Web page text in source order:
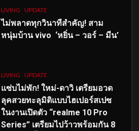
LIVING UPDATE
ไม่พลาดทุกวินาทีสำคัญ! สาม
หนุ่มบ้าน vivo ‘หยิ่น – วอร์ – มีน’
LIVING UPDATE
แซ่บไม่พัก! ใหม่-ดาวิ เตรียมอวด
ลุคสวยทะลุมิติแบบไฮเปอร์สเปซ
ในงานเปิดตัว “realme 10 Pro
Series” เตรียมไปว้าวพร้อมกัน 8